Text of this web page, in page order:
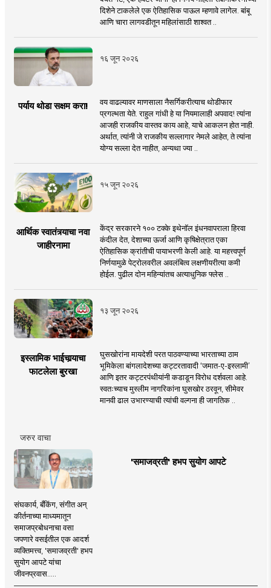
दिशेने टाकलेले एक ऐतिहासिक पाऊल म्हणावे लागेल. बांबू
आणि चारा लागवडीतून महिलांसाठी शाश्वत ..
१६ जून २०२६
पर्याय थोडा सक्षम करा!
वय वाढल्यावर माणसाला नैसर्गिकरीत्याच थोडीफार
प्रगल्भता येते. राहुल गांधी हे या नियमालाही अपवाद! त्यांना
आजही राजकीय वास्तव काय आहे, याचे आकलन होत नाही.
अर्थात, त्यांनी जे राजकीय सल्लागार नेमले आहेत, ते त्यांना
योग्य सल्ला देत नाहीत, अन्यथा ज्या ..
१५ जून २०२६
आर्थिक स्वातंत्र्याचा नवा
जाहीरनामा
केंद्र सरकारने १०० टक्के इथेनॉल इंधनवापराला हिरवा
कंदील देत, देशाच्या ऊर्जा आणि कृषिक्षेत्रात एका
ऐतिहासिक क्रांतीची पायाभरणी केली आहे. या महत्त्वपूर्ण
निर्णयामुळे पेट्रोलवरील अवलंबित्व लक्षणीयरीत्या कमी
होईल. पुढील दोन महिन्यांतच अत्याधुनिक फ्लेस ..
१३ जून २०२६
इस्लामिक भाईचार्‍याचा
फाटलेला बुरखा
घुसखोरांना मायदेशी परत पाठवण्याच्या भारताच्या ठाम
भूमिकेला बांगलादेशच्या कट्टरतावादी ‘जमात-ए-इस्लामी’
आणि इतर कट्टरपंथीयांनी कडाडून विरोध दर्शवला आहे.
स्वतःच्याच मुस्लीम नागरिकांना घुसखोर ठरवून, सीमेवर
मानवी ढाल उभारण्याची त्यांची वल्गना ही जागतिक ..
जरुर वाचा
'समाजव्रती' हभप सुयोग आपटे
संघकार्य, बँकिंग, संगीत अन्
कीर्तनाच्या माध्यमातून
समाजप्रबोधनाचा वसा
जपणारे वसईतील एक आदर्श
व्यक्तिमत्त्व, 'समाजव्रती' हभप
सुयोग आपटे यांचा
जीवनप्रवास.....